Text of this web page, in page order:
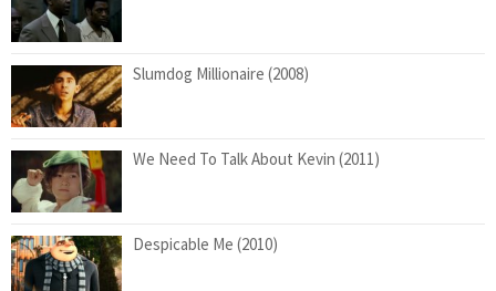
Slumdog Millionaire (2008)
We Need To Talk About Kevin (2011)
Despicable Me (2010)